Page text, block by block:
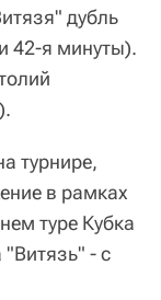
дубль
42-я минуты).
турнире,
в рамках
туре Кубка
- с